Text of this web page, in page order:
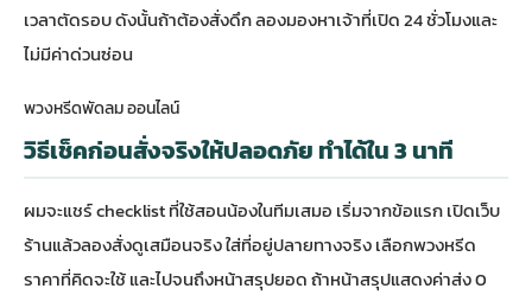
เวลาตัดรอบ ดังนั้นถ้าต้องสั่งดึก ลองมองหาเจ้าที่เปิด 24 ชั่วโมงและ
ไม่มีค่าด่วนซ่อน
พวงหรีดพัดลม ออนไลน์
วิธีเช็คก่อนสั่งจริงให้ปลอดภัย ทำได้ใน 3 นาที
ผมจะแชร์ checklist ที่ใช้สอนน้องในทีมเสมอ เริ่มจากข้อแรก เปิดเว็บ
ร้านแล้วลองสั่งดูเสมือนจริง ใส่ที่อยู่ปลายทางจริง เลือกพวงหรีด
ราคาที่คิดจะใช้ และไปจนถึงหน้าสรุปยอด ถ้าหน้าสรุปแสดงค่าส่ง 0